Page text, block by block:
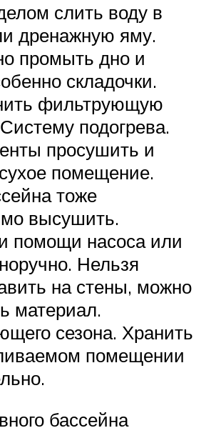
слить воду в
дренажную яму.
промыть дно и
складочки.
фильтрующую
подогрева.
просушить и
помещение.
тоже
высушить.
помощи насоса или
Нельзя
на стены, можно
материал.
сезона. Хранить
помещении
бассейна